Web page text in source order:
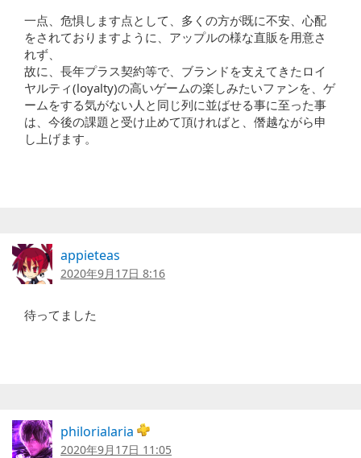
一点、危惧します点として、多くの方が既に不安、心配
をされておりますように、アップルの様な直販を用意さ
れず、
故に、長年プラス契約等で、ブランドを支えてきたロイ
ヤルティ(loyalty)の高いゲームの楽しみたいファンを、ゲ
ームをする気がない人と同じ列に並ばせる事に至った事
は、今後の課題と受け止めて頂ければと、僭越ながら申
し上げます。
appieteas
2020年9月17日 8:16
待ってました
philorialaria
2020年9月17日 11:05